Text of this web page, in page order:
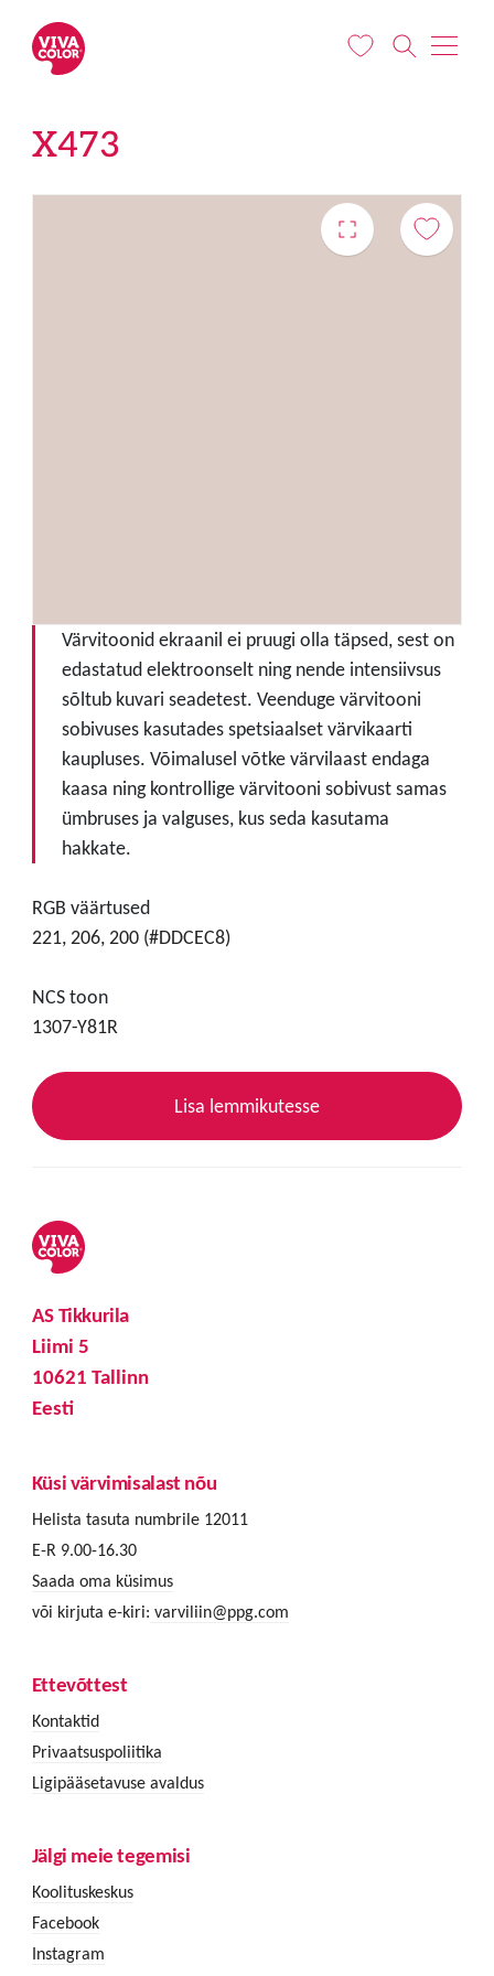
X473
Värvitoonid ekraanil ei pruugi olla täpsed, sest on
edastatud elektroonselt ning nende intensiivsus
sõltub kuvari seadetest. Veenduge värvitooni
sobivuses kasutades spetsiaalset värvikaarti
kaupluses. Võimalusel võtke värvilaast endaga
kaasa ning kontrollige värvitooni sobivust samas
ümbruses ja valguses, kus seda kasutama
hakkate.
RGB väärtused
221, 206, 200 (#DDCEC8)
NCS toon
1307-Y81R
Lisa lemmikutesse
AS Tikkurila
Liimi 5
10621 Tallinn
Eesti
Küsi värvimisalast nõu
Helista tasuta numbrile 12011
E-R 9.00-16.30
Saada oma küsimus
või kirjuta e-kiri: varviliin@ppg.com
Ettevõttest
Kontaktid
Privaatsuspoliitika
Ligipääsetavuse avaldus
Jälgi meie tegemisi
Koolituskeskus
Facebook
Instagram